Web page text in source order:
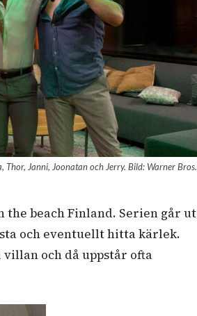
Janni, Joonatan och Jerry. Bild: Warner Bros.
the beach Finland. Serien går ut
och eventuellt hitta kärlek.
och då uppstår ofta